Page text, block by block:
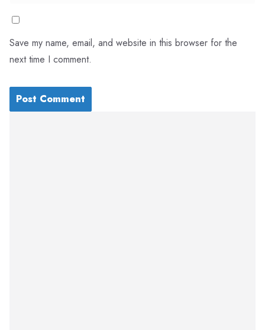
Save my name, email, and website in this browser for the
next time I comment.